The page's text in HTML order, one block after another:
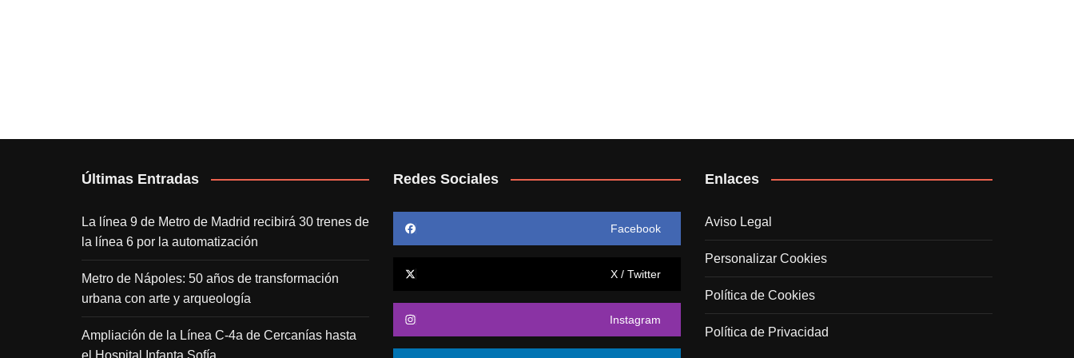
Últimas Entradas
La línea 9 de Metro de Madrid recibirá 30 trenes de
la línea 6 por la automatización
Metro de Nápoles: 50 años de transformación
urbana con arte y arqueología
Ampliación de la Línea C-4a de Cercanías hasta
el Hospital Infanta Sofía
Redes Sociales
Facebook
X / Twitter
Instagram
Enlaces
Aviso Legal
Personalizar Cookies
Política de Cookies
Política de Privacidad